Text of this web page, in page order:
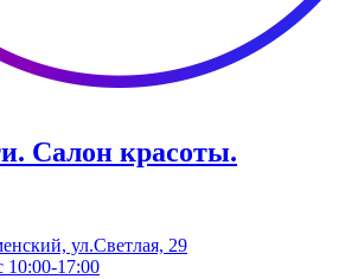
Салон красоты.
ул.Светлая, 29
17:00